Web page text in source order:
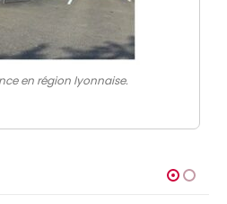
en région lyonnaise.